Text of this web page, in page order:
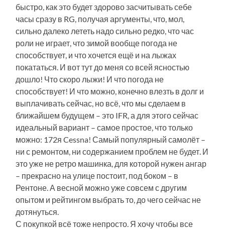
быстро, как это будет здорово засчитывать себе
часы сразу в RG, получая аргументы, что, мол,
сильно далеко лететь надо сильно редко, что час
роли не играет, что зимой вообще погода не
способствует, и что хочется ещё и на лыжах
покататься. И вот тут до меня со всей ясностью
дошло! Что скоро лыжи! И что погода не
способствует! И что можно, конечно влезть в долг и
выплачивать сейчас, но всё, что мы сделаем в
ближайшем будущем – это IFR, а для этого сейчас
идеальный вариант – самое простое, что только
можно: 172я Cessna! Самый популярный самолёт –
ни с ремонтом, ни содержанием проблем не будет. И
это уже не ретро машинка, для которой нужен ангар
– прекрасно на улице постоит, под боком – в
Рентоне. А весной можно уже совсем с другим
опытом и рейтингом выбрать то, до чего сейчас не
дотянуться.
С покупкой всё тоже непросто. Я хочу чтобы все